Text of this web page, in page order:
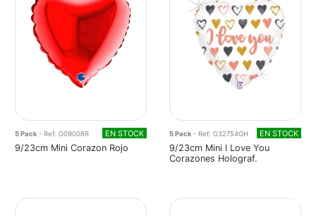
5 Pack - Ref: G09008R EN STOCK
9/23cm Mini Corazon Rojo
5 Pack - Ref: G32754GH EN STOCK
9/23cm Mini I Love You
Corazones Holograf.